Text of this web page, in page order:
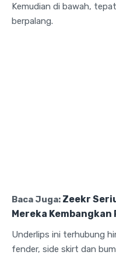
Kemudian di bawah,
berpalang.
Baca Juga: Zeekr
Mereka
Underlips ini terhubung
fender, side skirt dan